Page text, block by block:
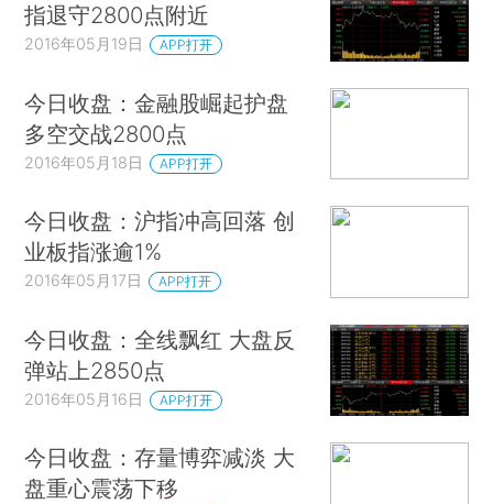
指退守2800点附近
2016年05月19日 APP打开
今日收盘：金融股崛起护盘
多空交战2800点
2016年05月18日 APP打开
今日收盘：沪指冲高回落 创
业板指涨逾1%
2016年05月17日 APP打开
今日收盘：全线飘红 大盘反
弹站上2850点
2016年05月16日 APP打开
今日收盘：存量博弈减淡 大
盘重心震荡下移